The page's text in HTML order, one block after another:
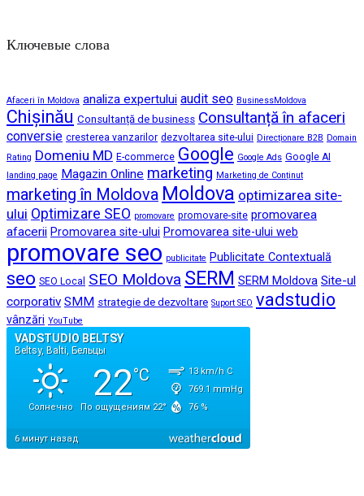
Ключевые слова
Afaceri în Moldova analiza expertului audit seo BusinessMoldova
Chișinău Consultanță de business Consultanță în afaceri
conversie cresterea vanzarilor dezvoltarea site-ului Direcționare B2B Domain
Rating Domeniu MD E-commerce Google Google Ads Google AI
landing page Magazin Online marketing Marketing de Conținut
marketing în Moldova Moldova optimizarea site-
ului Optimizare SEO promovare promovare-site promovarea
afacerii Promovarea site-ului Promovarea site-ului web
promovare seo publicitate Publicitate Contextuală
seo SEO Local SEO Moldova SERM SERM Moldova Site-ul
corporativ SMM strategie de dezvoltare Suport SEO vadstudio
vânzări YouTube